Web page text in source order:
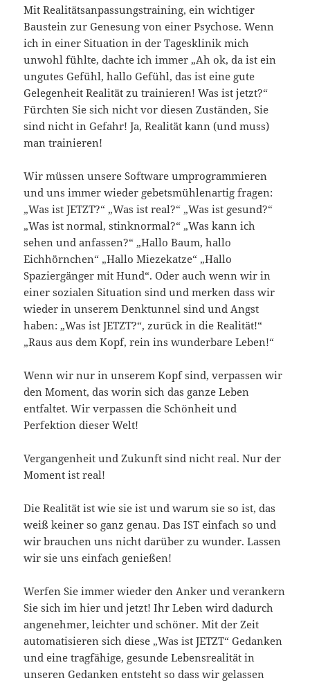
Mit Realitätsanpassungstraining, ein wichtiger
Baustein zur Genesung von einer Psychose. Wenn
ich in einer Situation in der Tagesklinik mich
unwohl fühlte, dachte ich immer „Ah ok, da ist ein
ungutes Gefühl, hallo Gefühl, das ist eine gute
Gelegenheit Realität zu trainieren! Was ist jetzt?“
Fürchten Sie sich nicht vor diesen Zuständen, Sie
sind nicht in Gefahr! Ja, Realität kann (und muss)
man trainieren!
Wir müssen unsere Software umprogrammieren
und uns immer wieder gebetsmühlenartig fragen:
„Was ist JETZT?“ „Was ist real?“ „Was ist gesund?“
„Was ist normal, stinknormal?“ „Was kann ich
sehen und anfassen?“ „Hallo Baum, hallo
Eichhörnchen“ „Hallo Miezekatze“ „Hallo
Spaziergänger mit Hund“. Oder auch wenn wir in
einer sozialen Situation sind und merken dass wir
wieder in unserem Denktunnel sind und Angst
haben: „Was ist JETZT?“, zurück in die Realität!“
„Raus aus dem Kopf, rein ins wunderbare Leben!“
Wenn wir nur in unserem Kopf sind, verpassen wir
den Moment, das worin sich das ganze Leben
entfaltet. Wir verpassen die Schönheit und
Perfektion dieser Welt!
Vergangenheit und Zukunft sind nicht real. Nur der
Moment ist real!
Die Realität ist wie sie ist und warum sie so ist, das
weiß keiner so ganz genau. Das IST einfach so und
wir brauchen uns nicht darüber zu wunder. Lassen
wir sie uns einfach genießen!
Werfen Sie immer wieder den Anker und verankern
Sie sich im hier und jetzt! Ihr Leben wird dadurch
angenehmer, leichter und schöner. Mit der Zeit
automatisieren sich diese „Was ist JETZT“ Gedanken
und eine tragfähige, gesunde Lebensrealität in
unseren Gedanken entsteht so dass wir gelassen